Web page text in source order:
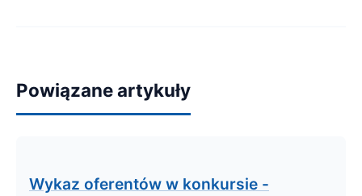
Powiązane artykuły
Wykaz oferentów w konkursie -